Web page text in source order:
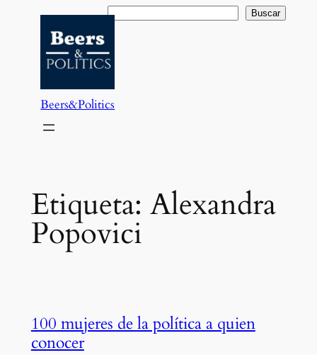
contenido
Buscar Buscar
Beers&Politics
Etiqueta: Alexandra
Popovici
100 mujeres de la política a quien
conocer